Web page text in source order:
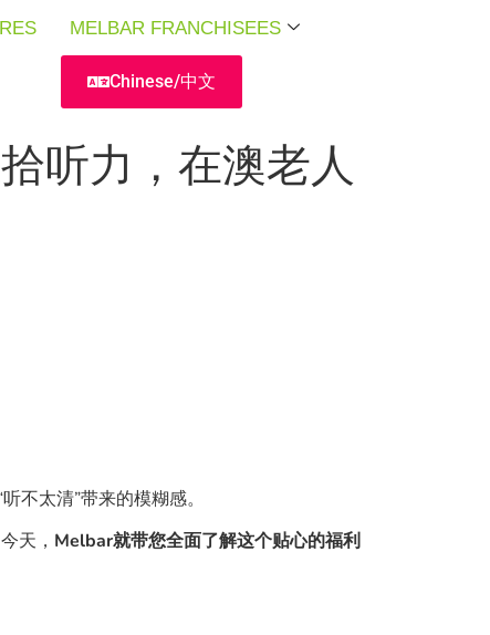
Chinese/中文
MELBAR FRANCHISEES
MELBAR FRANCHISEES
MELBAR FRANCHISEES
听力，在澳老人
不太清”带来的模糊感。
天， Melbar就带您全面了解这个贴心的福利